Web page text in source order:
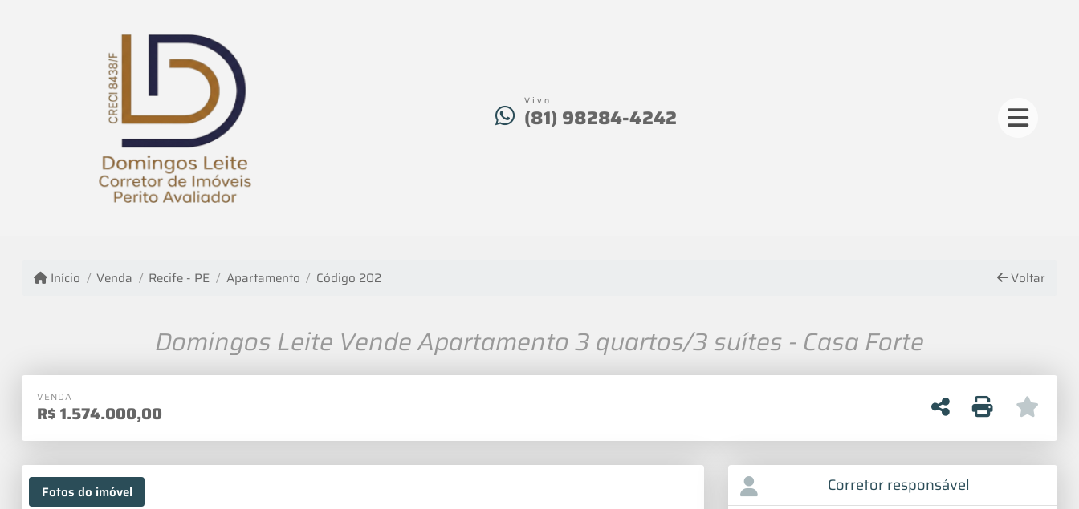
Vivo
(81) 98284-4242
Início Venda Recife - PE Apartamento Código 202 Voltar
Domingos Leite Vende Apartamento 3 quartos/3 suítes - Casa Forte
VENDA
R$1.574.000,00
Fotos do imóvel Corretor responsável